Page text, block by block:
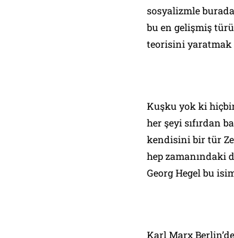
sosyalizmle
bu en gelişmiş
teorisini yaratmak
Kuşku yok ki
her şeyi sıfırdan
kendisini bir tür
hep zamanındaki
Georg Hegel bu
Karl Marx